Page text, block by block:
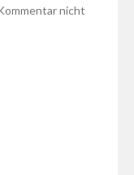
nicht